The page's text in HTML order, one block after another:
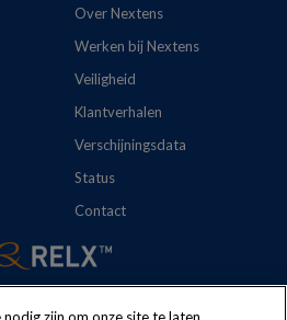
Over Nextens
Werken bij Nextens
Veiligheid
Klantverhalen
Verschijningsdata
Status
Contact